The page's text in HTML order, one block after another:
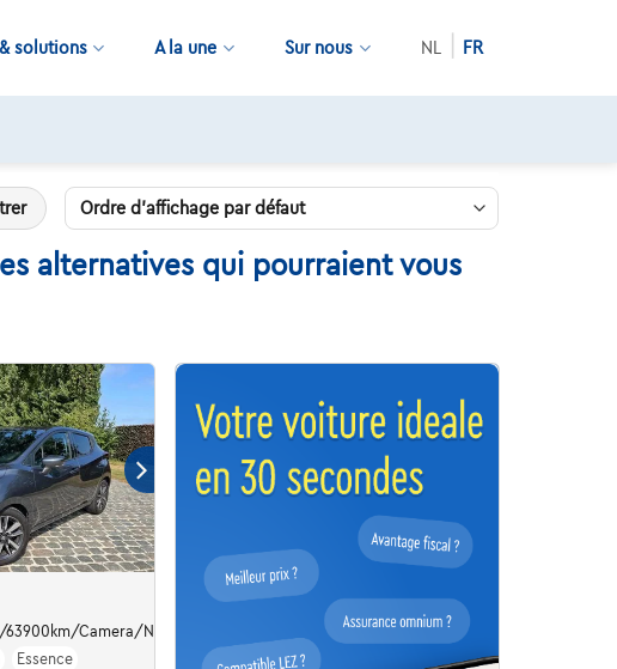
solutions A la une Sur nous NL FR
alternatives qui pourraient vous
63900km/Camera/Navi/Cruise/Clima/Led...
Essence